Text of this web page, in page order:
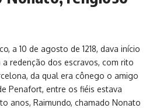
a 10 de agosto de 1218, dava início
redenção dos escravos, com rito
da qual era cônego o amigo
Penafort, entre os fiéis estava
anos, Raimundo, chamado Nonato